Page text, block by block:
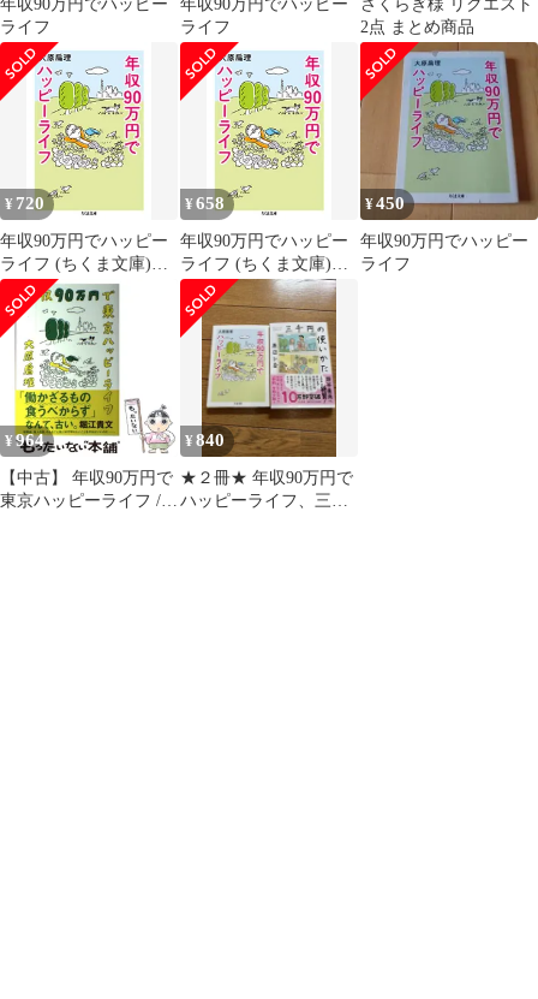
年収90万円でハッピー
ライフ
年収90万円でハッピー
ライフ
さくらぎ様 リクエスト
2点 まとめ商品
¥ 720
年収90万円でハッピー
ライフ (ちくま文庫)／
大原 扁理
¥658
年収90万円でハッピー
ライフ (ちくま文庫)／
大原 扁理
¥450
年収90万円でハッピー
ライフ
¥ 964
【中古】 年収90万円で
東京ハッピーライフ /
¥840
★２冊★ 年収90万円で
ハッピーライフ、三千